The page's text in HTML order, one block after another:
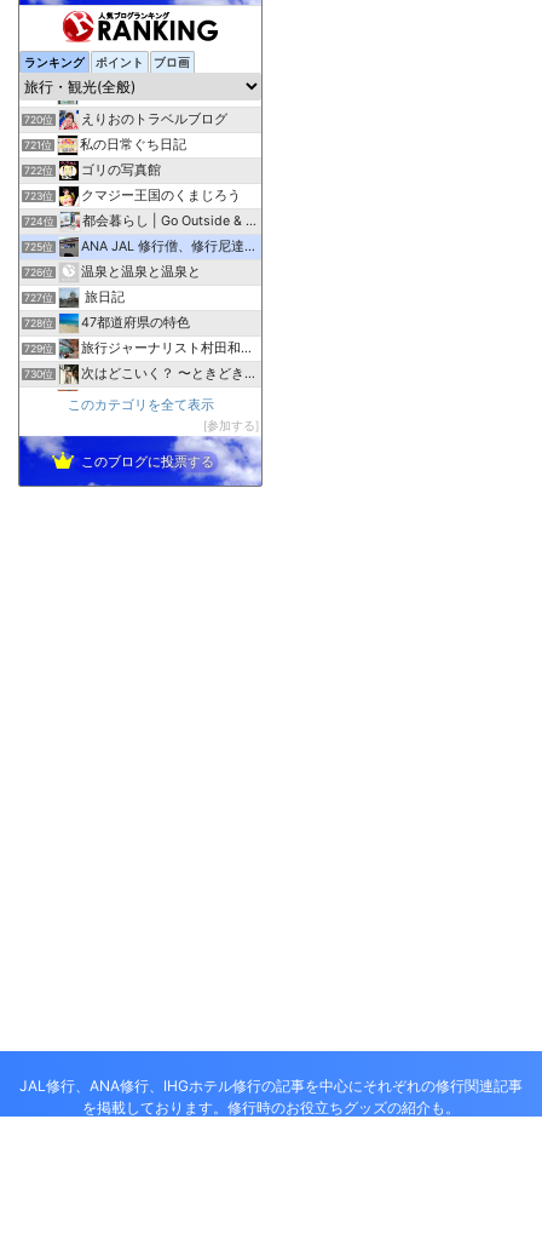
ランキング ポイント ブロ画
718位 何事も負けずに頑張る！２代目２０代男子の旅行＆日常＆お料理
719位 今日もひとりごと
720位 えりおのトラベルブログ
721位 私の日常ぐち日記
722位 ゴリの写真館
723位 クマジー王国のくまじろう
724位 都会暮らし | Go Outside & Play aro…
725位 ANA JAL 修行僧、修行尼達の解脱修行情報部屋
726位 温泉と温泉と温泉と
727位 旅日記
728位 47都道府県の特色
729位 旅行ジャーナリスト村田和子のブログ
730位 次はどこいく？ 〜ときどき、マイルを貯めたり使ったり〜
とのうちブログ☆はてな編
このカテゴリを全て表示
参加する
このブログに投票する
JAL修行、ANA修行、IHGホテル修行の記事を中心にそれぞれの修行関連記事
を掲載しております。修行時のお役立ちグッズの紹介も。